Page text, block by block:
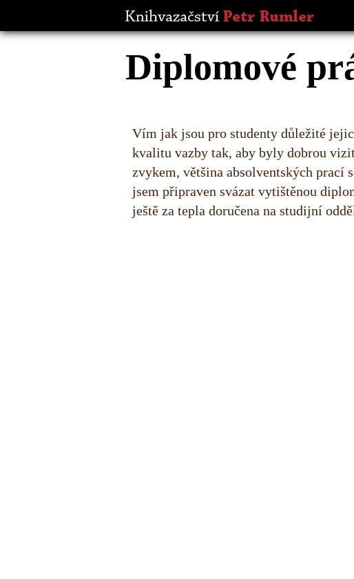
Diplomové
Vím jak jsou pro studenty důležité
kvalitu vazby tak, aby byly dobrou
zvykem, většina absolventských prací
jsem připraven svázat vytištěnou
ještě za tepla doručena na studijní